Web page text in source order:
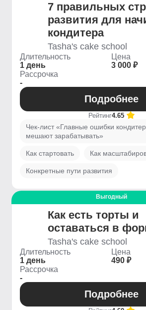
7 правильных
развития для
кондитера
Tasha's cake school
Длительность
1 день
Цена
3 000 ₽
Рассрочка
-
Подробнее
Рейтинг4.65
Чек-лист «Главные ошибки
мешают зарабатывать»
Как стартовать Как
Конкретные пути развития
Выгодный
Как есть торты и
оставаться в
Tasha's cake school
Длительность
1 день
Цена
490 ₽
Рассрочка
-
Подробнее